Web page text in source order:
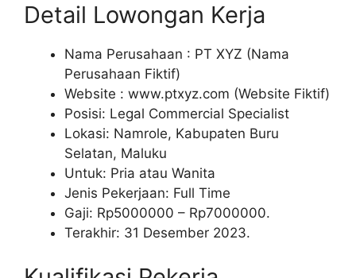
Detail Lowongan Kerja
Nama Perusahaan : PT XYZ (Nama
Perusahaan Fiktif)
Website : www.ptxyz.com (Website Fiktif)
Posisi: Legal Commercial Specialist
Lokasi: Namrole, Kabupaten Buru
Selatan, Maluku
Untuk: Pria atau Wanita
Jenis Pekerjaan: Full Time
Gaji: Rp5000000 – Rp7000000.
Terakhir: 31 Desember 2023.